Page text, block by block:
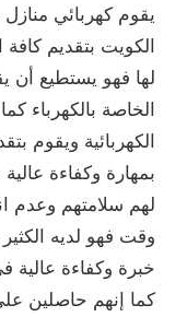
يقوم كهربائي
الكويت بتقديم
لها فهو يستطيع أن
الخاصة بالكهرباء
الكهربائية ويقوم
بمهارة وكفاءة
لهم سلامتهم وعدم
وقت فهو لديه
خبرة وكفاءة عالية
كما إنهم حاصلين